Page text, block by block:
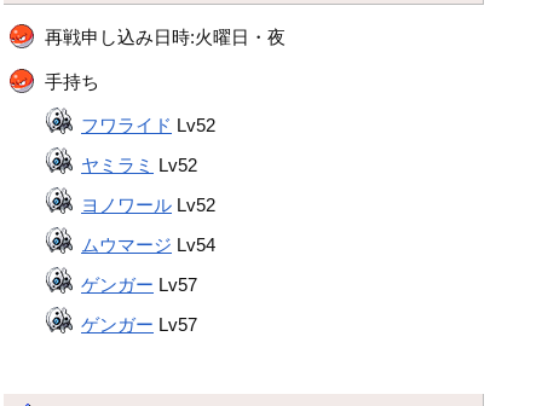
再戦申し込み日時:火曜日・夜
手持ち
フワライド Lv52
ヤミラミ Lv52
ヨノワール Lv52
ムウマージ Lv54
ゲンガー Lv57
ゲンガー Lv57